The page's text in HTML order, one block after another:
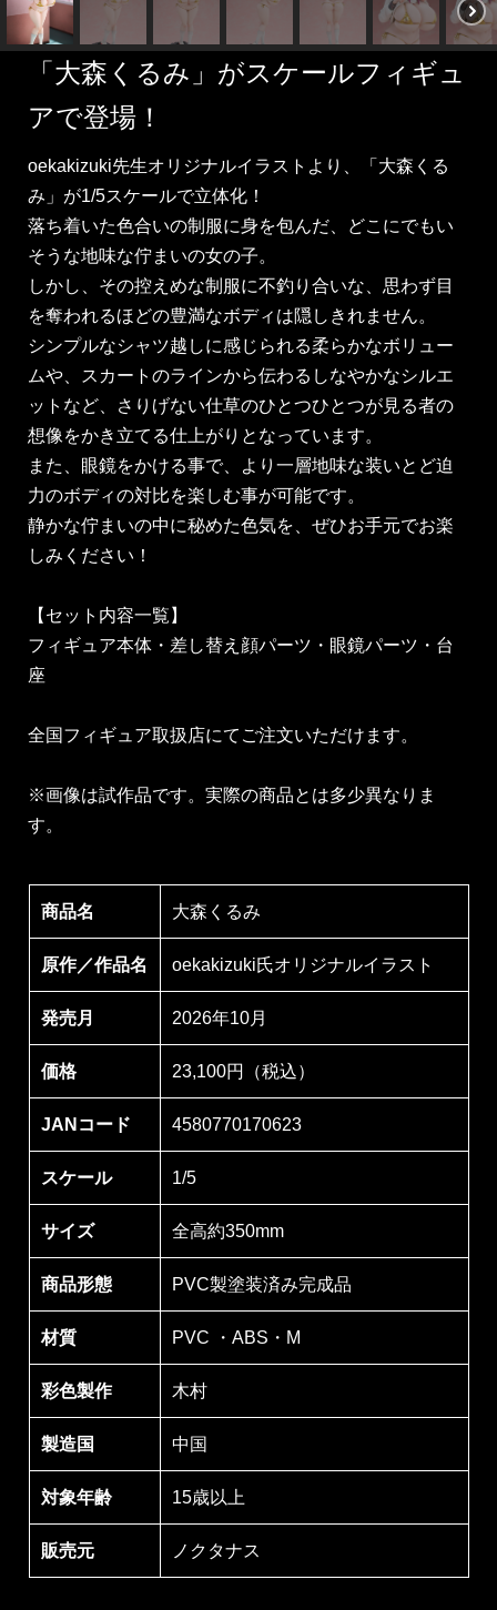
「大森くるみ」がスケールフィギュ
アで登場！
oekakizuki先生オリジナルイラストより、「大森くる
み」が1/5スケールで立体化！
落ち着いた色合いの制服に身を包んだ、どこにでもい
そうな地味な佇まいの女の子。
しかし、その控えめな制服に不釣り合いな、思わず目
を奪われるほどの豊満なボディは隠しきれません。
シンプルなシャツ越しに感じられる柔らかなボリュー
ムや、スカートのラインから伝わるしなやかなシルエ
ットなど、さりげない仕草のひとつひとつが見る者の
想像をかき立てる仕上がりとなっています。
また、眼鏡をかける事で、より一層地味な装いとど迫
力のボディの対比を楽しむ事が可能です。
静かな佇まいの中に秘めた色気を、ぜひお手元でお楽
しみください！
【セット内容一覧】
フィギュア本体・差し替え顔パーツ・眼鏡パーツ・台
座
全国フィギュア取扱店にてご注文いただけます。
※画像は試作品です。実際の商品とは多少異なりま
す。
商品名 大森くるみ
原作／作品名 oekakizuki氏オリジナルイラスト
発売月 2026年10月
価格 23,100円（税込）
JANコード 4580770170623
スケール 1/5
サイズ 全高約350mm
商品形態 PVC製塗装済み完成品
材質 PVC ・ABS・M
彩色製作 木村
製造国 中国
対象年齢 15歳以上
販売元 ノクタナス